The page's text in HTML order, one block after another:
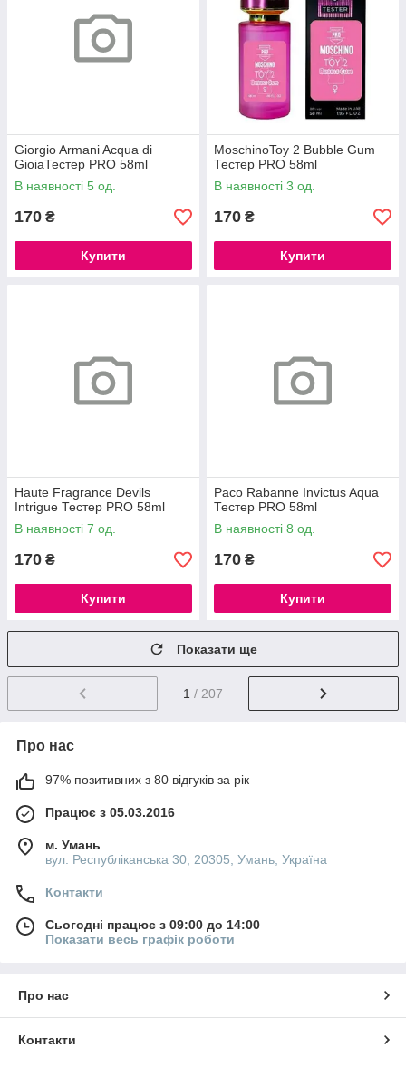
Giorgio Armani Acqua di
GioiaТестер PRO 58ml
В наявності 5 од.
170 ₴
Купити
MoschinoToy 2 Bubble Gum
Тестер PRO 58ml
В наявності 3 од.
170 ₴
Купити
Haute Fragrance Devils
Intrigue Тестер PRO 58ml
В наявності 7 од.
170 ₴
Купити
Paco Rabanne Invictus Aqua
Тестер PRO 58ml
В наявності 8 од.
170 ₴
Купити
Показати ще
1 / 207
Про нас
97% позитивних з 80 відгуків за рік
Працює з 05.03.2016
м. Умань
вул. Республіканська 30, 20305, Умань, Україна
Контакти
Сьогодні працює з 09:00 до 14:00
Показати весь графік роботи
Про нас
Контакти